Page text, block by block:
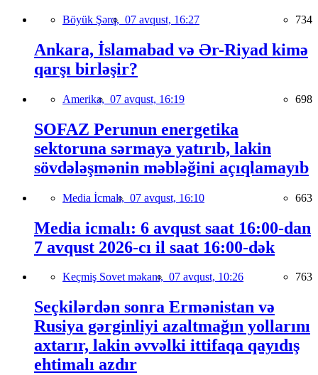
Böyük Şərq, 07 avqust, 16:27 734
Ankara, İslamabad və Ər-Riyad kimə
qarşı birləşir?
Amerika, 07 avqust, 16:19 698
SOFAZ Perunun energetika
sektoruna sərmayə yatırıb, lakin
sövdələşmənin məbləğini açıqlamayıb
Media İcmalı, 07 avqust, 16:10 663
Media icmalı: 6 avqust saat 16:00-dan
7 avqust 2026-cı il saat 16:00-dək
Keçmiş Sovet məkanı, 07 avqust, 10:26 763
Seçkilərdən sonra Ermənistan və
Rusiya gərginliyi azaltmağın yollarını
axtarır, lakin əvvəlki ittifaqa qayıdış
ehtimalı azdır